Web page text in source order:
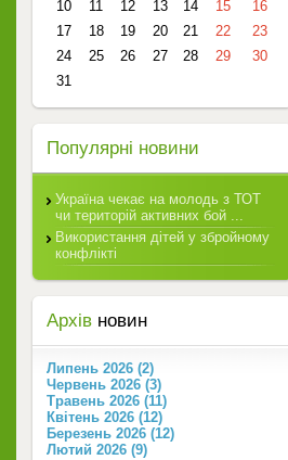
10
11 12 13 14 15
16
17
18 19 20 21 22
23
24
25 26 27 28 29
30
31
Популярні новини
Україна чекає на молодь з ТОТ
чи територій активних бой ...
Використання дітей у збройному
конфлікті
Архів новин
Липень 2026 (2)
Червень 2026 (3)
Травень 2026 (11)
Квітень 2026 (12)
Березень 2026 (12)
Лютий 2026 (9)